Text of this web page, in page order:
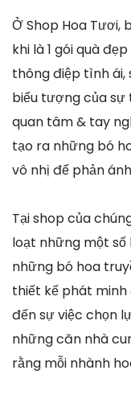
Ở Shop Hoa Tươi,
khi là 1 gói quà
thông điệp tình ái,
biểu tượng của sự
quan tâm & tay
tạo ra những bó
vô nhị để phản
Tại shop của
loạt những một số
những bó hoa
thiết kế phát minh
đến sự việc chọn
những căn nhà
rằng mỗi nhành